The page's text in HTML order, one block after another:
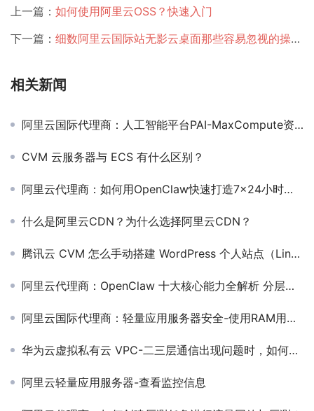
上一篇： 如何使用阿里云OSS？快速入门
下一篇： 细数阿里云国际站无影云桌面那些容易忽视的操作~
相关新闻
阿里云国际代理商：人工智能平台PAI-MaxCompute资源配额
CVM 云服务器与 ECS 有什么区别？
阿里云代理商：如何用OpenClaw快速打造7×24小时在线的钉钉AI员工？
什么是阿里云CDN？为什么选择阿里云CDN？
腾讯云 CVM 怎么手动搭建 WordPress 个人站点（Linux）？
阿里云代理商：OpenClaw 十大核心能力全解析 分层构建你的智能体生态
阿里云国际代理商：轻量应用服务器安全-使用RAM用户管理指定轻量应用服务器
华为云虚拟私有云 VPC-二三层通信出现问题时，如何排查？
阿里云轻量应用服务器-查看监控信息